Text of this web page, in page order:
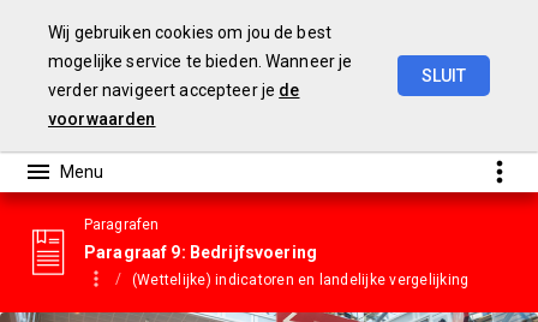
Wij gebruiken cookies om jou de best
mogelijke service te bieden. Wanneer je
verder navigeert accepteer je de
voorwaarden
SLUIT
Paragrafen
Paragraaf 9: Bedrijfsvoering
(Wettelijke) indicatoren en landelijke vergelijking